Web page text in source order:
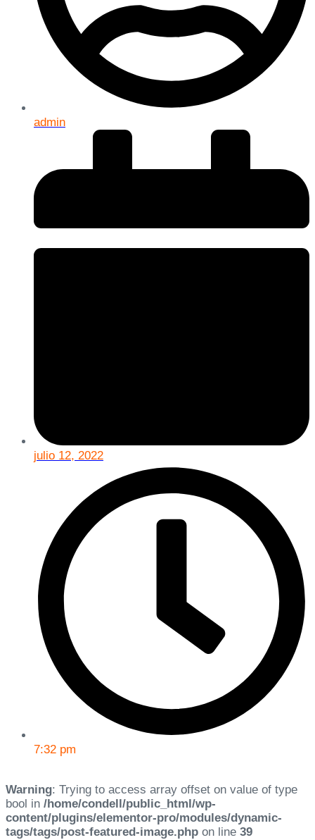
admin
julio 12, 2022
7:32 pm
Warning: Trying to access array offset on value of type
bool in /home/condell/public_html/wp-
content/plugins/elementor-pro/modules/dynamic-
tags/tags/post-featured-image.php on line 39